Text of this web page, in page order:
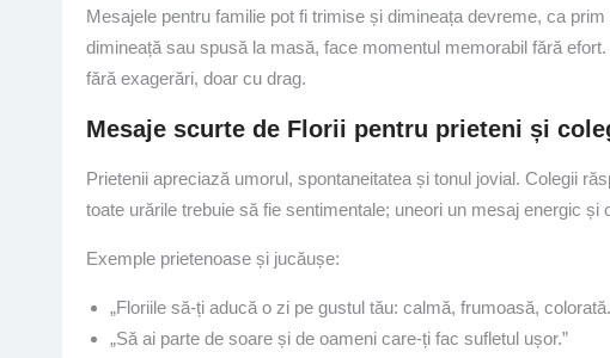
Mesajele pentru familie pot fi trimise și dimineața devreme, ca
dimineață sau spusă la masă, face momentul memorabil fără
fără exagerări, doar cu drag.
Mesaje scurte de Florii pentru prieteni și
Prietenii apreciază umorul, spontaneitatea și tonul jovial. Colegii
toate urările trebuie să fie sentimentale; uneori un mesaj energic și
Exemple prietenoase și jucăușe:
„Floriile să-ți aducă o zi pe gustul tău: calmă, frumoasă,
„Să ai parte de soare și de oameni care-ți fac sufletul ușor.”